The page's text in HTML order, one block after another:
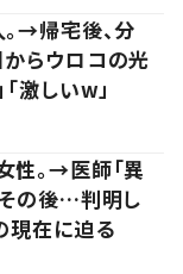
→帰宅後、分
らウロコの光
激しいw」
性。→医師「異
その後…判明し
現在に迫る